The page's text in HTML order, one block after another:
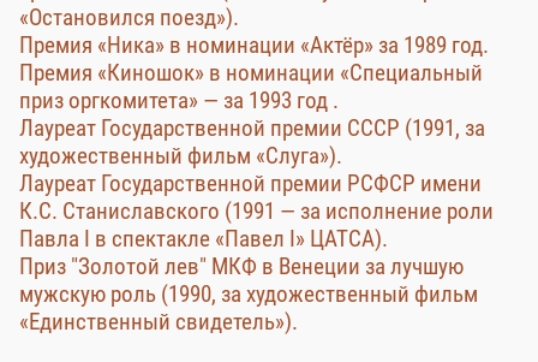
«Остановился поезд»).
Премия «Ника» в номинации «Актёр» за 1989 год.
Премия «Киношок» в номинации «Специальный
приз оргкомитета» — за 1993 год .
Лауреат Государственной премии СССР (1991, за
художественный фильм «Слуга»).
Лауреат Государственной премии РСФСР имени
К.С. Станиславского (1991 — за исполнение роли
Павла I в спектакле «Павел I» ЦАТСА).
Приз "Золотой лев" МКФ в Венеции за лучшую
мужскую роль (1990, за художественный фильм
«Единственный свидетель»).